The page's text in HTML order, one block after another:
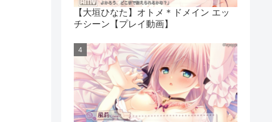
【大垣ひなた】オトメ＊ドメイン エッ
チシーン【プレイ動画】